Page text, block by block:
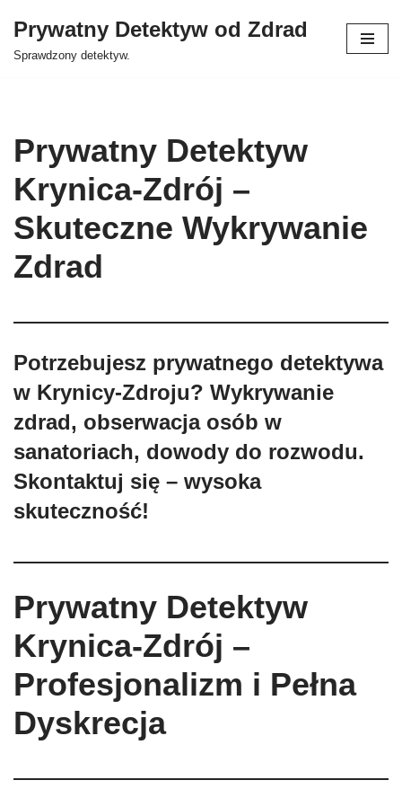
Przejdź
Prywatny Detektyw od Zdrad
Sprawdzony detektyw.
Prywatny Detektyw
Krynica-Zdrój –
Skuteczne Wykrywanie
Zdrad
Potrzebujesz prywatnego detektywa
w Krynicy-Zdroju? Wykrywanie
zdrad, obserwacja osób w
sanatoriach, dowody do rozwodu.
Skontaktuj się – wysoka
skuteczność!
Prywatny Detektyw
Krynica-Zdrój –
Profesjonalizm i Pełna
Dyskrecja